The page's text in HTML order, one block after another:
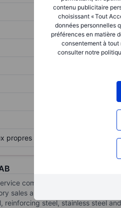
contenu publicitaire
choisissant « Tout
données personnelles
préférences en matière
consentement à tout
consulter notre
propres
company engaged in
sales and production services
reinforcing steel, stainless steel